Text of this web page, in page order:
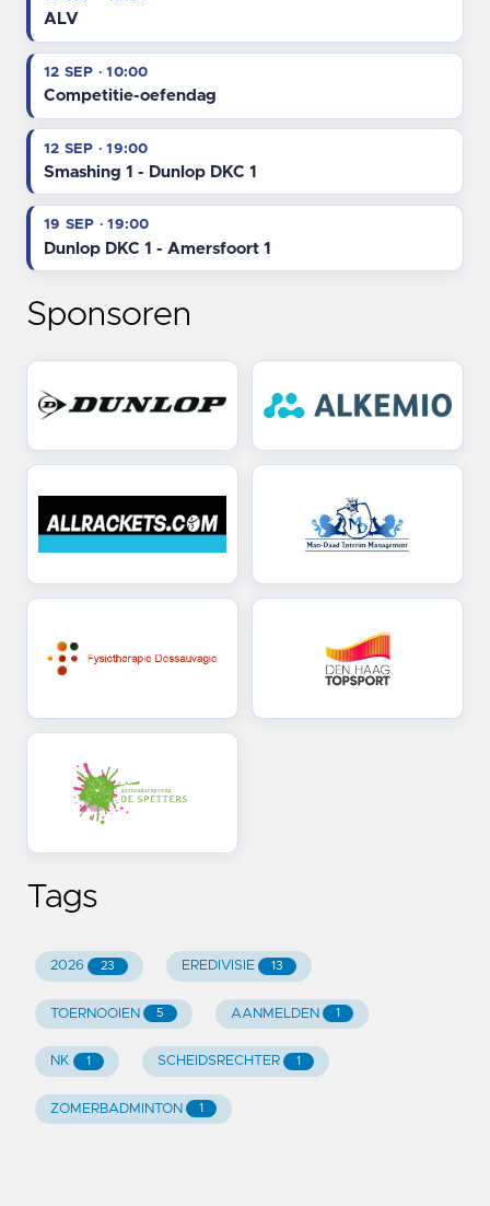
ALV
12 SEP · 10:00
Competitie-oefendag
12 SEP · 19:00
Smashing 1 - Dunlop DKC 1
19 SEP · 19:00
Dunlop DKC 1 - Amersfoort 1
Sponsoren
Tags
2026 23 EREDIVISIE 13
TOERNOOIEN 5 AANMELDEN 1
NK 1 SCHEIDSRECHTER 1
ZOMERBADMINTON 1